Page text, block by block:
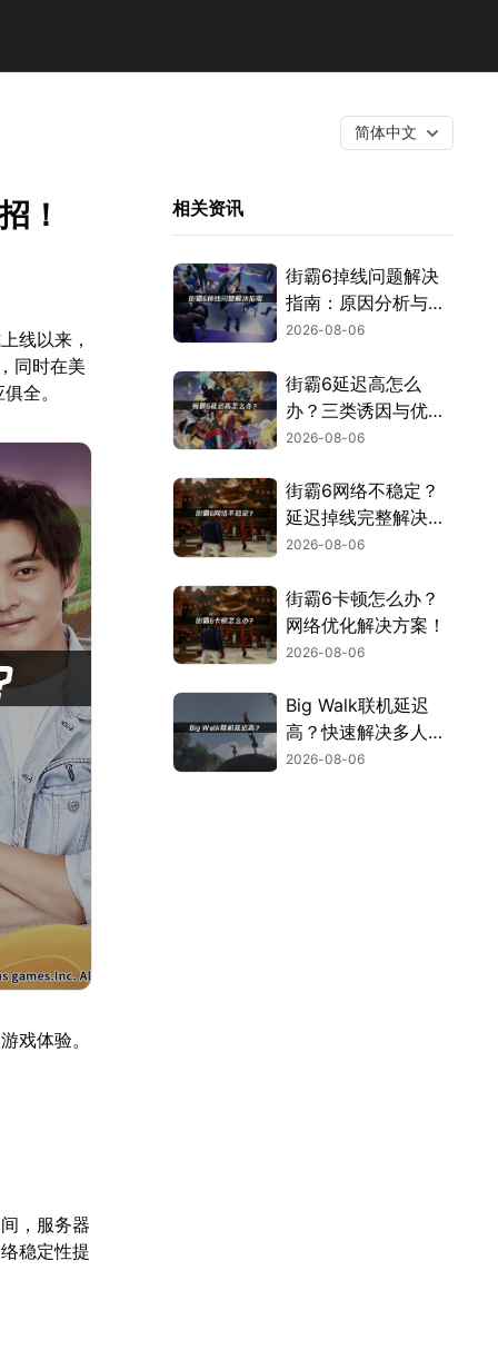
简体中文
！
线以来，
同时在美
全。
戏体验。
，服务器
稳定性提
相关资讯
街霸6掉线问题解决
指南：原因分析与网
络优化技巧！
2026-08-06
街霸6延迟高怎么
办？三类诱因与优化
解决方案！
2026-08-06
街霸6网络不稳定？
延迟掉线完整解决指
南！
2026-08-06
街霸6卡顿怎么办？
网络优化解决方案！
2026-08-06
Big Walk联机延迟
高？快速解决多人联
机卡顿问题！
2026-08-06